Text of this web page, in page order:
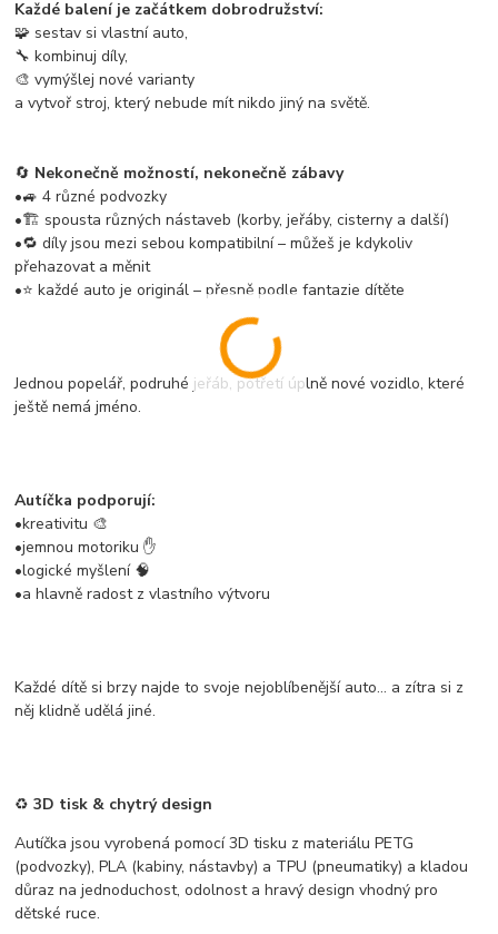
Každé balení je začátkem dobrodružství:
🧩 sestav si vlastní auto,
🔧 kombinuj díly,
🎨 vymýšlej nové varianty
a vytvoř stroj, který nebude mít nikdo jiný na světě.
🔄 Nekonečně možností, nekonečně zábavy
•🚙 4 různé podvozky
•🏗️ spousta různých nástaveb (korby, jeřáby, cisterny a další)
•🔁 díly jsou mezi sebou kompatibilní – můžeš je kdykoliv
přehazovat a měnit
•⭐ každé auto je originál – přesně podle fantazie dítěte
Jednou popelář, podruhé jeřáb, potřetí úplně nové vozidlo, které
ještě nemá jméno.
Autíčka podporují:
•kreativitu 🎨
•jemnou motoriku ✋
•logické myšlení 🧠
•a hlavně radost z vlastního výtvoru
Každé dítě si brzy najde to svoje nejoblíbenější auto… a zítra si z
něj klidně udělá jiné.
♻️3D tisk & chytrý design
Autíčka jsou vyrobená pomocí 3D tisku z materiálu PETG
(podvozky), PLA (kabiny, nástavby) a TPU (pneumatiky) a kladou
důraz na jednoduchost, odolnost a hravý design vhodný pro
dětské ruce.